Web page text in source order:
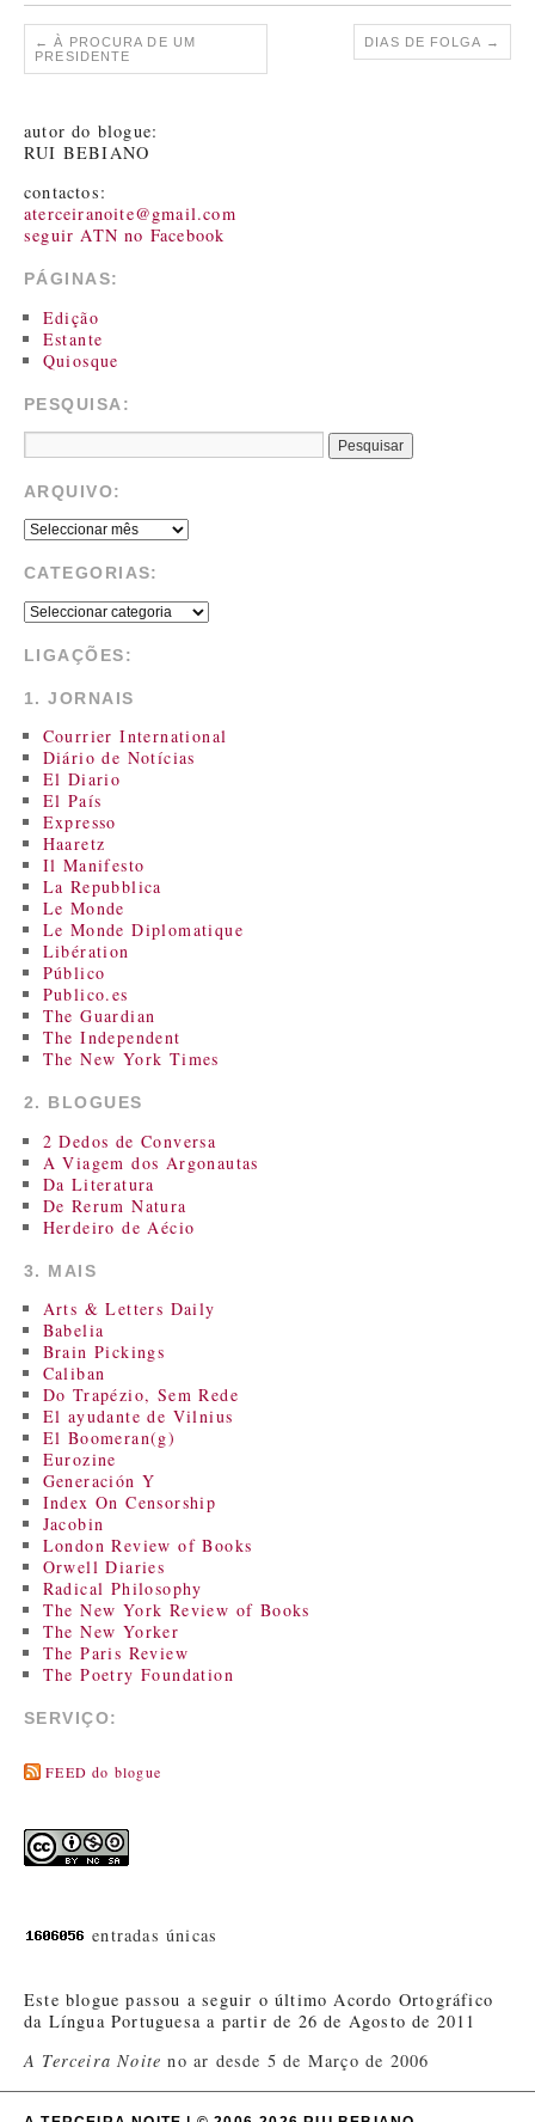
← À PROCURA DE UM
PRESIDENTE
DIAS DE FOLGA →
autor do blogue:
RUI BEBIANO
contactos:
aterceiranoite@gmail.com
seguir ATN no Facebook
PÁGINAS:
Edição
Estante
Quiosque
PESQUISA:
ARQUIVO:
CATEGORIAS:
LIGAÇÕES:
1. JORNAIS
Courrier International
Diário de Notícias
El Diario
El País
Expresso
Haaretz
Il Manifesto
La Repubblica
Le Monde
Le Monde Diplomatique
Libération
Público
Publico.es
The Guardian
The Independent
The New York Times
2. BLOGUES
2 Dedos de Conversa
A Viagem dos Argonautas
Da Literatura
De Rerum Natura
Herdeiro de Aécio
3. MAIS
Arts & Letters Daily
Babelia
Brain Pickings
Caliban
Do Trapézio, Sem Rede
El ayudante de Vilnius
El Boomeran(g)
Eurozine
Generación Y
Index On Censorship
Jacobin
London Review of Books
Orwell Diaries
Radical Philosophy
The New York Review of Books
The New Yorker
The Paris Review
The Poetry Foundation
SERVIÇO:
FEED do blogue
entradas únicas
Este blogue passou a seguir o último Acordo Ortográfico
da Língua Portuguesa a partir de 26 de Agosto de 2011
A Terceira Noite no ar desde 5 de Março de 2006